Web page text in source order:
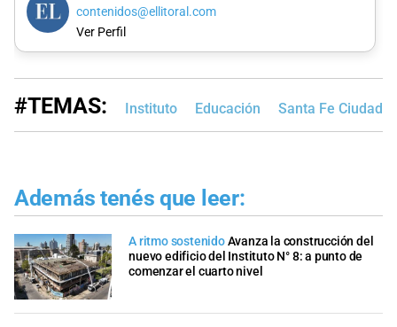
contenidos@ellitoral.com
Ver Perfil
#TEMAS: Instituto Educación Santa Fe Ciudad
Además tenés que leer:
A ritmo sostenidoAvanza la construcción del
nuevo edificio del Instituto N° 8: a punto de
comenzar el cuarto nivel